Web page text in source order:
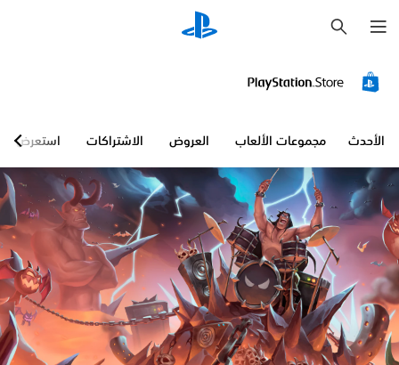
ح
ث
الأحدث مجموعات الألعاب العروض الاشتراكات استعرض